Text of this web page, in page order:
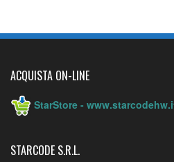
ACQUISTA ON-LINE
StarStore -
STARCODE S.R.L.